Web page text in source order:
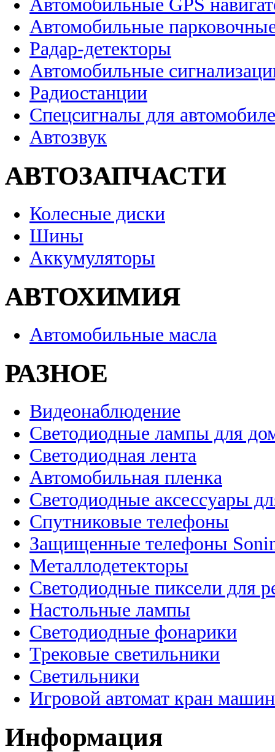
Автомобильные GPS
Автомобильные
Радар-детекторы
Автомобильные
Радиостанции
Спецсигналы для
Автозвук
АВТОЗАПЧАСТИ
Колесные диски
Шины
Аккумуляторы
АВТОХИМИЯ
Автомобильные масла
РАЗНОЕ
Видеонаблюдение
Светодиодные лампы для
Светодиодная лента
Автомобильная пленка
Светодиодные аксессуары
Спутниковые телефоны
Защищенные телефоны
Металлодетекторы
Светодиодные пиксели для
Настольные лампы
Светодиодные фонарики
Трековые светильники
Светильники
Игровой автомат кран
Информация